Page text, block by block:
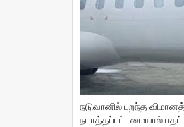
நடுவானில் பறந்த
நடாத்தப்பட்டமையால்